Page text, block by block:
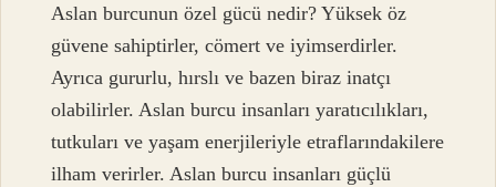
Aslan burcunun özel gücü nedir? Yüksek öz
güvene sahiptirler, cömert ve iyimserdirler.
Ayrıca gururlu, hırslı ve bazen biraz inatçı
olabilirler. Aslan burcu insanları yaratıcılıkları,
tutkuları ve yaşam enerjileriyle etraflarındakilere
ilham verirler. Aslan burcu insanları güçlü